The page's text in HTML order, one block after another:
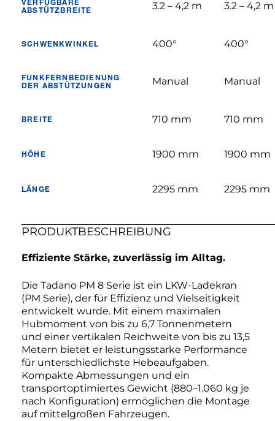
VERFÜGBARE
ABSTÜTZBREITE
3.2 – 4,2 m 3.2 – 4,2 m
SCHWENKWINKEL 400° 400°
FUNKFERNBEDIENUNG
DER ABSTÜTZUNGEN
Manual Manual
BREITE 710 mm 710 mm
HÖHE 1900 mm 1900 mm
LÄNGE 2295 mm 2295 mm
PRODUKTBESCHREIBUNG
Effiziente Stärke, zuverlässig im Alltag.
Die Tadano PM 8 Serie ist ein LKW-Ladekran
(PM Serie), der für Effizienz und Vielseitigkeit
entwickelt wurde. Mit einem maximalen
Hubmoment von bis zu 6,7 Tonnenmetern
und einer vertikalen Reichweite von bis zu 13,5
Metern bietet er leistungsstarke Performance
für unterschiedlichste Hebeaufgaben.
Kompakte Abmessungen und ein
transportoptimiertes Gewicht (880–1.060 kg je
nach Konfiguration) ermöglichen die Montage
auf mittelgroßen Fahrzeugen.